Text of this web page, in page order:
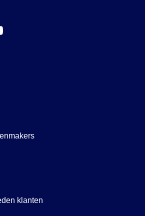
klanten